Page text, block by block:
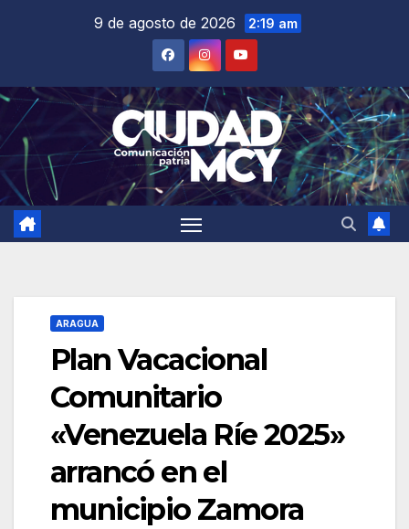
9 de agosto de 2026 2:19 am
ARAGUA
Plan Vacacional
Comunitario
«Venezuela Ríe 2025»
arrancó en el
municipio Zamora